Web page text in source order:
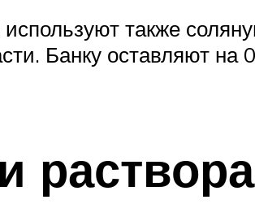
также
Банку оставляют на